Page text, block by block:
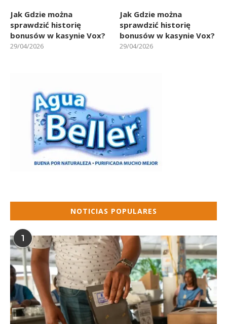
Jak Gdzie można
sprawdzić historię
bonusów w kasynie Vox?
29/04/2026
Jak Gdzie można
sprawdzić historię
bonusów w kasynie Vox?
29/04/2026
NOTICIAS POPULARES
1